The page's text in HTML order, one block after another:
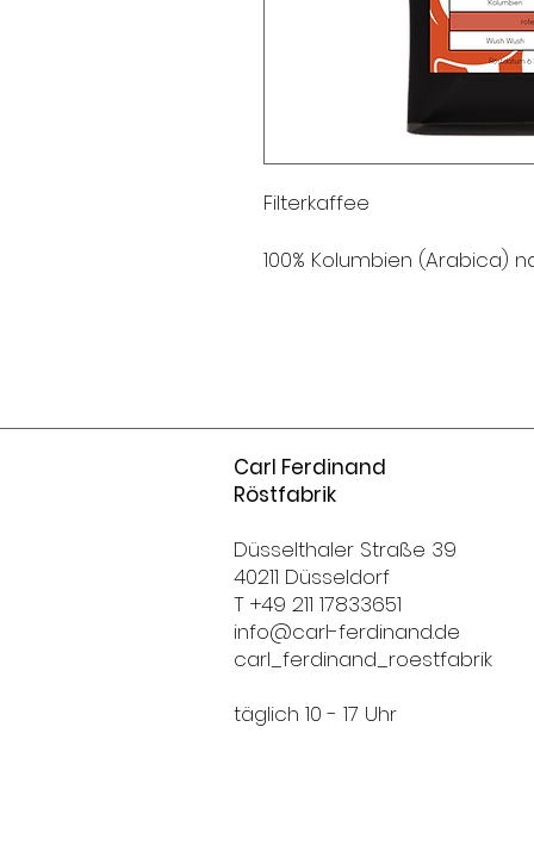
Filterkaffee
100% Kolumbien (Arabica)
Carl Ferdinand
Röstfabrik
Düsselthaler Straße 39
40211 Düsseldorf
T +49 211 17833651
info@carl-ferdinand.de
carl_ferdinand_roestfabrik
täglich 10 - 17 Uhr